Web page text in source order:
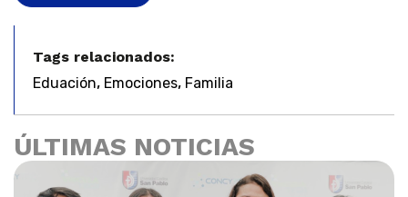
Tags relacionados:
Eduación, Emociones, Familia
ÚLTIMAS NOTICIAS